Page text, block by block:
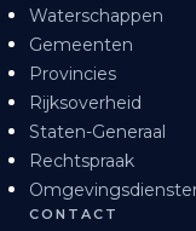
Waterschappen
Gemeenten
Provincies
Rijksoverheid
Staten-Generaal
Rechtspraak
CONTACT